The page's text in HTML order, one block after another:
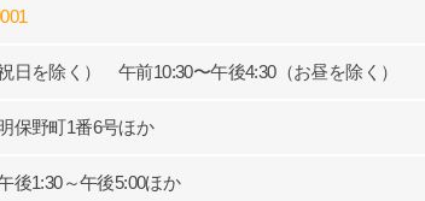
やGemini
んより完
に対して
るWin
たいかを
きないで
日を除く） 午前10:30〜午後4:30（お昼を除く）
保野町1番6号ほか
後1:30～午後5:00ほか